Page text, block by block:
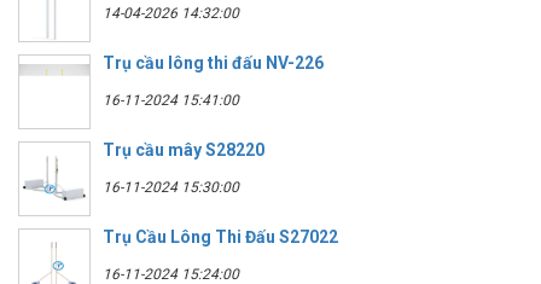
14-04-2026 14:32:00
Trụ cầu lông thi đấu NV-226
16-11-2024 15:41:00
Trụ cầu mây S28220
16-11-2024 15:30:00
Trụ Cầu Lông Thi Đấu S27022
16-11-2024 15:24:00